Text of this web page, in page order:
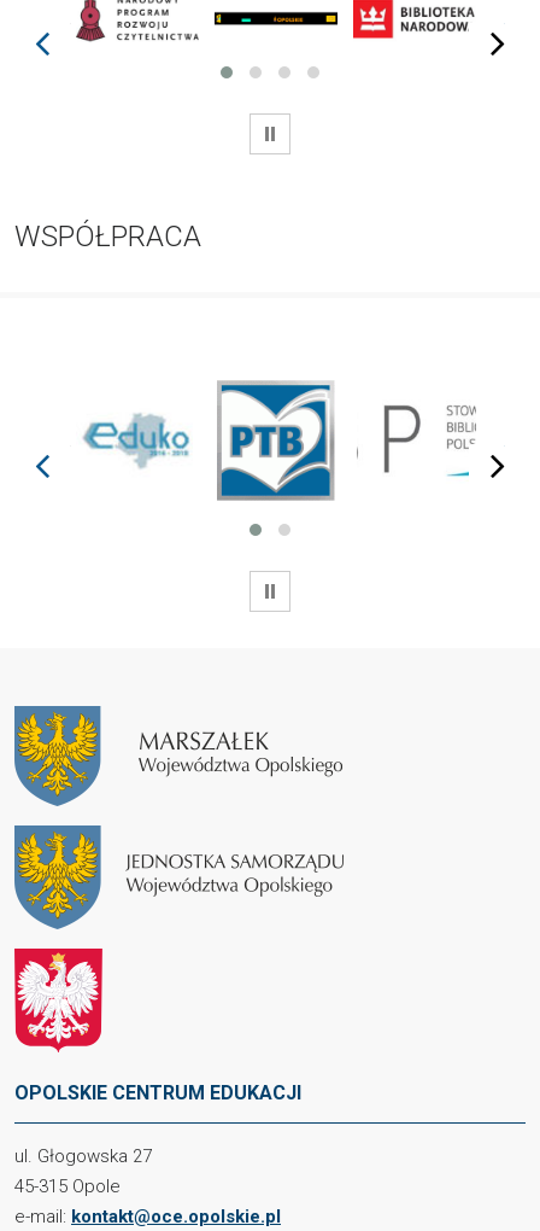
prev next
WSTRZYMAJ
WSPÓŁPRACA
next
WSTRZYMAJ
OPOLSKIE CENTRUM EDUKACJI
ul. Głogowska 27
45-315 Opole
e-mail: kontakt@oce.opolskie.pl